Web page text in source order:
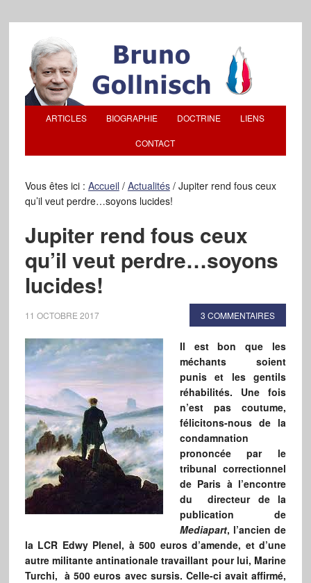
ARTICLES BIOGRAPHIE DOCTRINE LIENS
CONTACT
Vous êtes ici : Accueil / Actualités /Jupiter rend fous ceux
qu’il veut perdre…soyons lucides!
Jupiter rend fous ceux
qu’il veut perdre…soyons
lucides!
11 OCTOBRE 2017 3 COMMENTAIRES
Il est bon que les
méchants soient
punis et les gentils
réhabilités. Une fois
n’est pas coutume,
félicitons-nous de la
condamnation
prononcée par le
tribunal correctionnel
de Paris à l’encontre
du directeur de la
publication de
Mediapart, l’ancien de
la LCR Edwy Plenel, à 500 euros d’amende, et d’une
autre militante antinationale travaillant pour lui, Marine
Turchi, à 500 euros avec sursis. Celle-ci avait affirmé,